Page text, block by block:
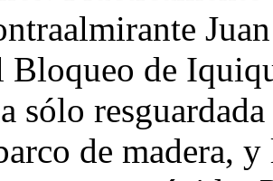
Bloqueo de
sólo
de madera,